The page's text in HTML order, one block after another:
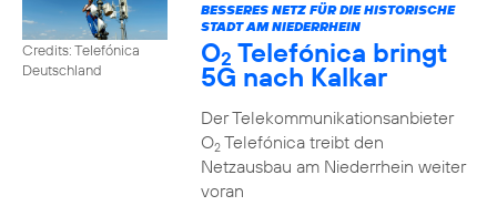
Credits: Telefónica
Deutschland
BESSERES NETZ FÜR DIE HISTORISCHE
STADT AM NIEDERRHEIN
O2 Telefónica bringt
5G nach Kalkar
Der Telekommunikationsanbieter
O2Telefónica treibt den
Netzausbau am Niederrhein weiter
voran